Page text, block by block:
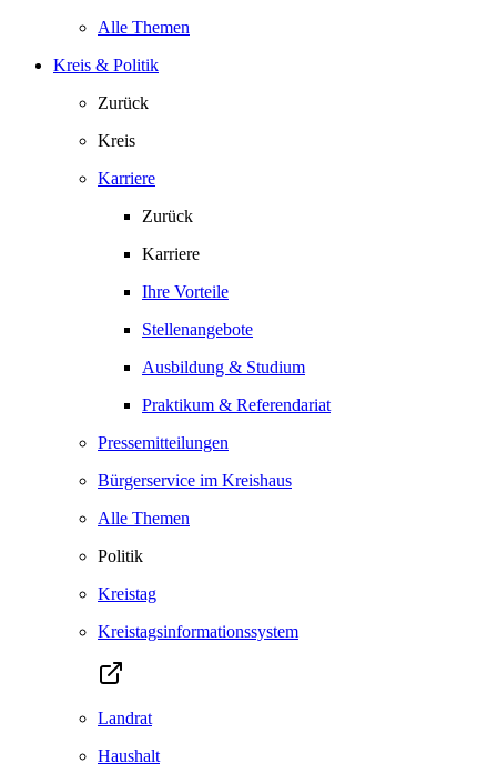
Alle Themen
Kreis & Politik
Zurück
Kreis
Karriere
Zurück
Karriere
Ihre Vorteile
Stellenangebote
Ausbildung & Studium
Praktikum & Referendariat
Pressemitteilungen
Bürgerservice im Kreishaus
Alle Themen
Politik
Kreistag
Kreistagsinformationssystem
Landrat
Haushalt